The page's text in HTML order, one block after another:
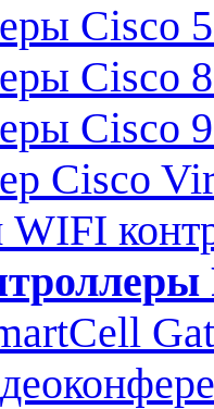
Cisco
Cisco
Cisco
Cisco